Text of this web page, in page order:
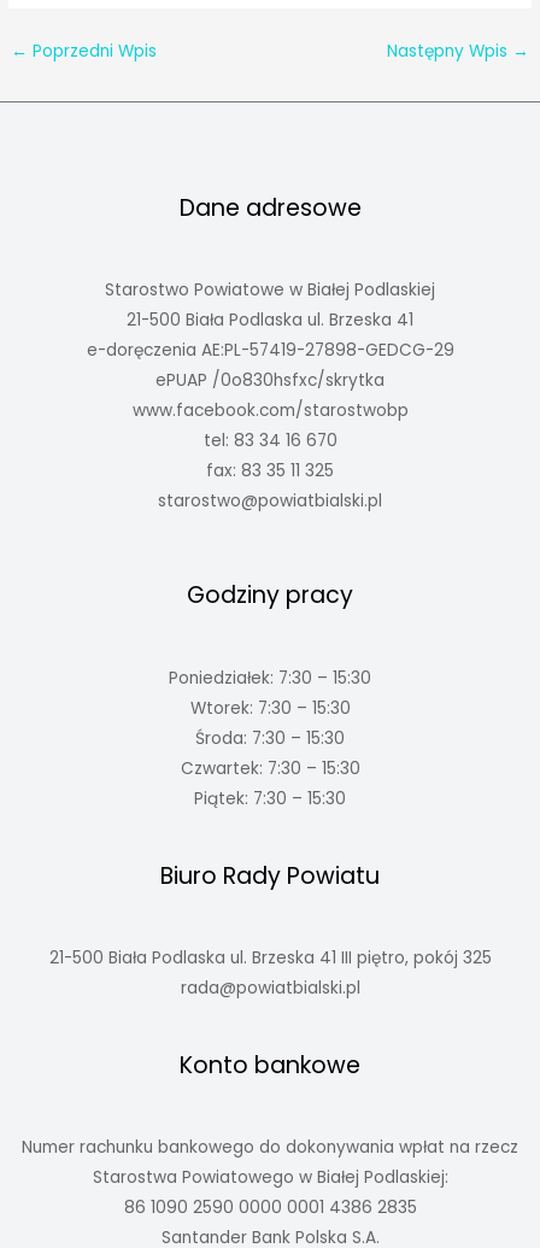
← Poprzedni Wpis Następny Wpis →
Dane adresowe
Starostwo Powiatowe w Białej Podlaskiej
21-500 Biała Podlaska ul. Brzeska 41
e-doręczenia AE:PL-57419-27898-GEDCG-29
ePUAP /0o830hsfxc/skrytka
www.facebook.com/starostwobp
tel: 83 34 16 670
fax: 83 35 11 325
starostwo@powiatbialski.pl
Godziny pracy
Poniedziałek: 7:30 – 15:30
Wtorek: 7:30 – 15:30
Środa: 7:30 – 15:30
Czwartek: 7:30 – 15:30
Piątek: 7:30 – 15:30
Biuro Rady Powiatu
21-500 Biała Podlaska ul. Brzeska 41 III piętro, pokój 325
rada@powiatbialski.pl
Konto bankowe
Numer rachunku bankowego do dokonywania wpłat na rzecz
Starostwa Powiatowego w Białej Podlaskiej:
86 1090 2590 0000 0001 4386 2835
Santander Bank Polska S.A.